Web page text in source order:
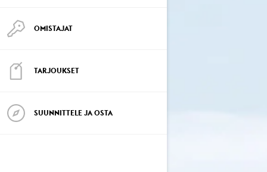
OMISTAJAT
TARJOUKSET
SUUNNITTELE JA OSTA